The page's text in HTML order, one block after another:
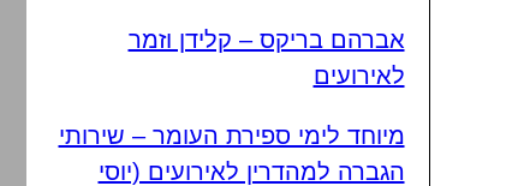
אברהם בריקס – קלידן וזמר
לאירועים
מיוחד לימי ספירת העומר – שירותי
הגברה למהדרין לאירועים (יוסי